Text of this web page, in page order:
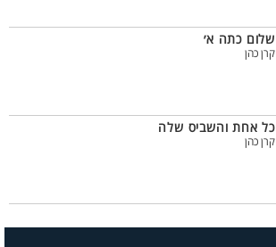
שלום כתה א׳
קרן כהן
כל אחת והשביס שלה
קרן כהן